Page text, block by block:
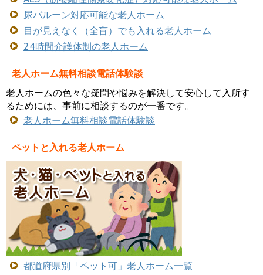
尿バルーン対応可能な老人ホーム
目が見えなく（全盲）でも入れる老人ホーム
24時間介護体制の老人ホーム
老人ホーム無料相談電話体験談
老人ホームの色々な疑問や悩みを解決して安心して入所す
るためには、事前に相談するのが一番です。
老人ホーム無料相談電話体験談
ペットと入れる老人ホーム
都道府県別「ペット可」老人ホーム一覧